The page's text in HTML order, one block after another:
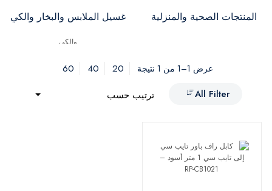
المنتجات الصحية والمنزلية غسيل الملابس والبخار والكي
عرض 1–1 من 1 نتيجة 20
40
60
All Filter
ترتيب حسب